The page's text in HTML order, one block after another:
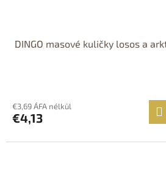
DINGO masové kuličky losos a
€3,69 ÁFA nélkül
€4,13